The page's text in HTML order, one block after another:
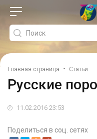
Главная страница - Статьи
Русские
11.02.2016 23:53
Поделиться в соц. сетях